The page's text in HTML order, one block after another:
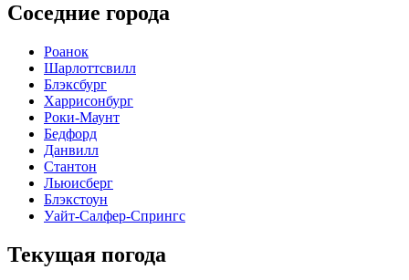
Соседние города
Роанок
Шарлоттсвилл
Блэксбург
Харрисонбург
Роки-Маунт
Бедфорд
Данвилл
Стантон
Льюисберг
Блэкстоун
Уайт-Салфер-Спрингс
Текущая погода